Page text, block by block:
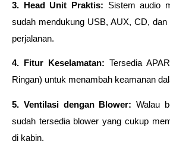
3. Head Unit Praktis: Sistem audio
sudah mendukung USB, AUX, CD, dan
perjalanan.
4. Fitur Keselamatan: Tersedia
Ringan) untuk menambah keamanan
5. Ventilasi dengan Blower: Walau
sudah tersedia blower yang cukup
di kabin.